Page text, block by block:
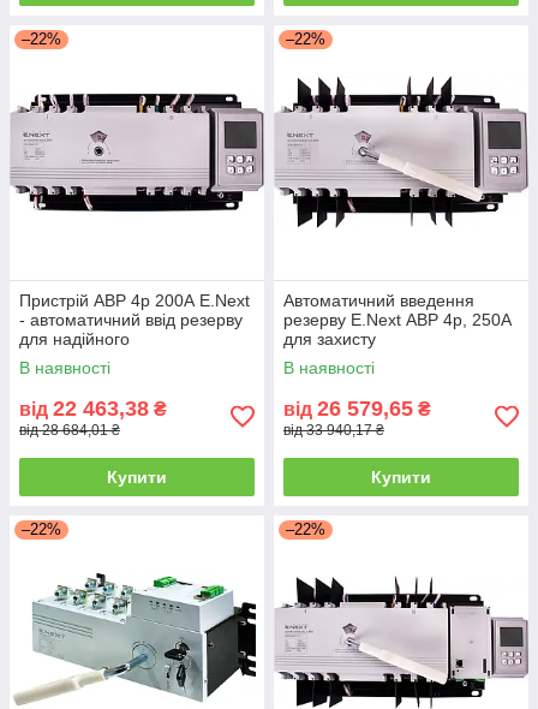
–22%
Пристрій АВР 4p 200А E.Next
- автоматичний ввід резерву
для надійного
електропостачання
В наявності
від 22 463,38 ₴
від 28 684,01 ₴
Купити
–22%
Автоматичний введення
резерву E.Next АВР 4p, 250А
для захисту
електрообладнання
В наявності
від 26 579,65 ₴
від 33 940,17 ₴
Купити
–22% –22%